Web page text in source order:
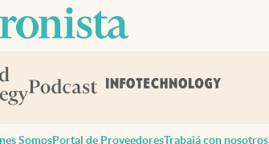
SomosPortal de ProveedoresTrabajá con nosotros